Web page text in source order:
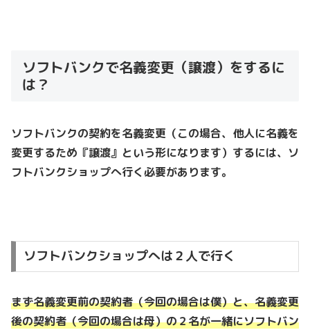
ソフトバンクで名義変更（譲渡）をするに
は？
ソフトバンクの契約を名義変更（この場合、他人に名義を
変更するため『譲渡』という形になります）するには、ソ
フトバンクショップへ行く必要があります。
ソフトバンクショップへは２人で行く
まず名義変更前の契約者（今回の場合は僕）と、名義変更
後の契約者（今回の場合は母）の２名が一緒にソフトバン